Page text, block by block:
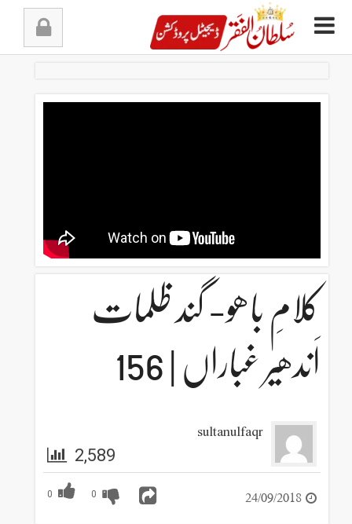
کلامِ باھو- گند ظلمات
اَندھیر غباراں | 156
sultanulfaqr
2,589
0 0 24/09/2018